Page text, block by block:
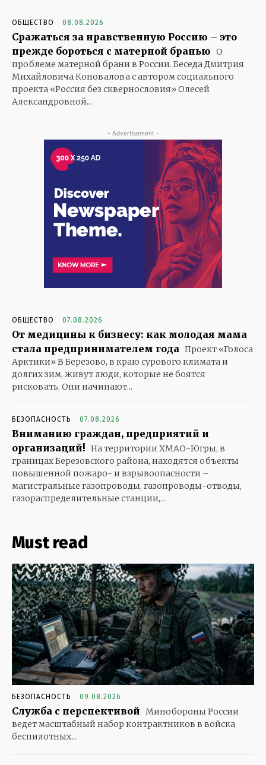
ОБЩЕСТВО 08.08.2026
Сражаться за нравственную Россию – это
прежде бороться с матерной бранью О
проблеме матерной брани в России. Беседа Дмитрия
Михайловича Коновалова с автором социального
проекта «Россия без сквернословия» Олесей
Александровной...
- Advertisement -
ОБЩЕСТВО 07.08.2026
От медицины к бизнесу: как молодая мама
стала предпринимателем года Проект «Голоса
Арктики» В Березово, в краю сурового климата и
долгих зим, живут люди, которые не боятся
рисковать. Они начинают...
БЕЗОПАСНОСТЬ 07.08.2026
Вниманию граждан, предприятий и
организаций! На территории ХМАО-Югры, в
границах Березовского района, находятся объекты
повышенной пожаро- и взрывоопасности –
магистральные газопроводы, газопроводы-отводы,
газораспределительные станции,...
Must read
БЕЗОПАСНОСТЬ 09.08.2026
Служба с перспективой Минобороны России
ведет масштабный набор контрактников в войска
беспилотных...